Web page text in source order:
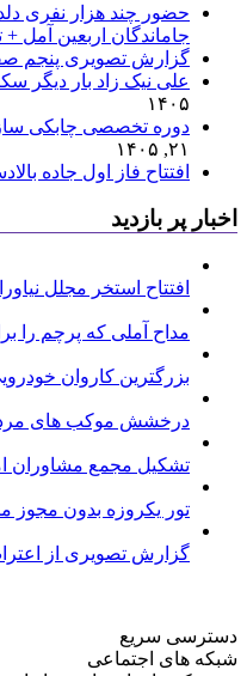
حضور چند هزار نفری
جاماندگان اربعین آمل +
گزارش تصویری پنجم
علی نیک زاد بار دیگر
۱۴۰۵
دوره تخصصی چابکی
۲۱, ۱۴۰۵
افتتاح فاز اول جاده
اخبار پر بازدید
افتتاح استخر مجلل
مداح آملی که پرچم را
بزرگترین کاروان
درخشش موکب های
تشکیل مجمع مشاوران
تور یکروزه بدون مجوز
گزارش تصویری از
دسترسی سریع
شبکه های اجتماعی